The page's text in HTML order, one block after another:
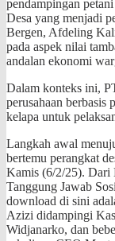
pendampingan
Desa yang menjadi
Bergen, Afdeling
pada aspek nilai
andalan ekonomi
Dalam konteks ini,
perusahaan berbasis
kelapa untuk
Langkah awal
bertemu perangkat
Kamis (6/2/25). Dari
Tanggung Jawab
download di sini
Azizi didampingi
Widjanarko, dan